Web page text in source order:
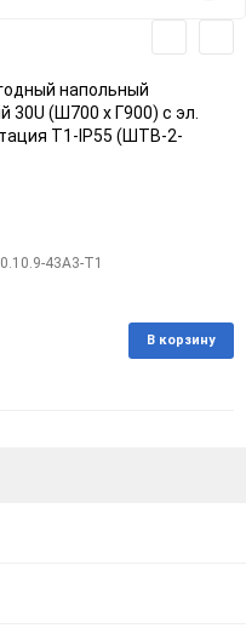
напольный
30U (Ш700 х Г900) с эл.
Т1-IP55 (ШТВ-2-
43А3-Т1
В корзину